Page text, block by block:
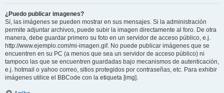
¿Puedo publicar imagenes?
Sí, las imágenes se pueden mostrar en sus mensajes. Si la administración
permite adjuntar archivos, puede subir la imagen directamente al foro. De otra
manera, debe guardar primero su foto en un servidor de acceso público, e.j.
http://www.ejemplo.com/mi-imagen.gif. No puede publicar imágenes que se
encuentren en su PC (a menos que sea un servidor de acceso público) ni
tampoco las que se encuentren guardadas bajo mecanismos de autenticación,
e.j. hotmail o yahoo correo, sitios protegidos por contraseñas, etc. Para exhibir
imágenes utilice el BBCode con la etiqueta [img].